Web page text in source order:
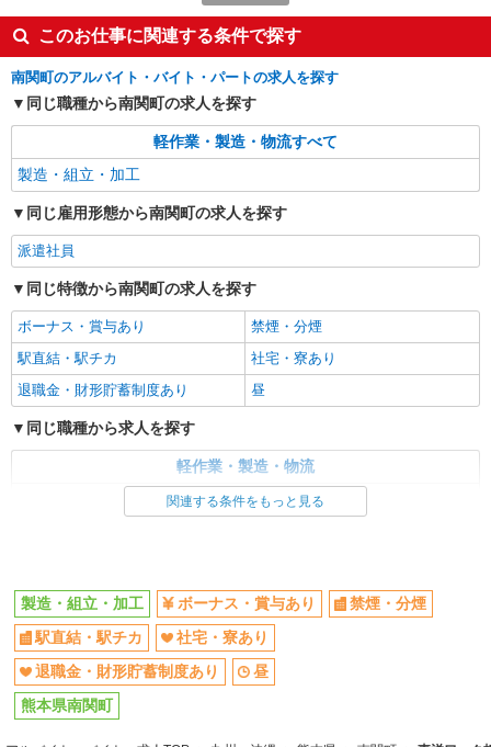
派遣社員
パーソルファクトリーパートナーズ株式会社
機械へ部材の投入など（3交替）
基本時給1400円・深夜時給1750円 ※交通費全
額支給（規定あり） 【月収例】27.3万円（20日勤
キープ
派遣社員
㈱ユース.TR 熊本支店/t03_0318
半導体部品の組立スタッフ
熊本県玉名郡南関町
キープ
熊本県南関町
キープ
このお仕事に関連する条件で探す
南関町のアルバイト・バイト・パートの求人を探す
同じ職種から南関町の求人を探す
軽作業・製造・物流すべて
製造・組立・加工
同じ雇用形態から南関町の求人を探す
派遣社員
同じ特徴から南関町の求人を探す
ボーナス・賞与あり
禁煙・分煙
駅直結・駅チカ
社宅・寮あり
退職金・財形貯蓄制度あり
昼
同じ職種から求人を探す
軽作業・製造・物流
関連する条件をもっと見る
製造・組立・加工 ボーナス・賞与あり
禁煙・分煙
駅直結・駅チカ
社宅・寮あり
退職金・財形貯蓄制度あり
昼
熊本県南関町